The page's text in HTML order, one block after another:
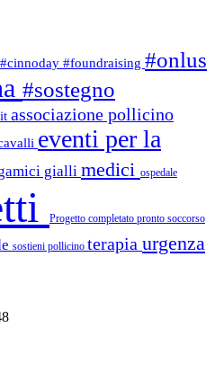
#cinnoday #foundraising #onlus
#sostegno
associazione pollicino
eventi per la
gialli medici ospedale
Progetto completato pronto soccorso
sostieni pollicino terapia urgenza